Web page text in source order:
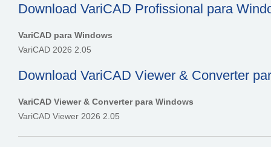
Download VariCAD Profissional para
VariCAD para Windows
VariCAD 2026 2.05
Download VariCAD Viewer & Converter
VariCAD Viewer & Converter para Windows
VariCAD Viewer 2026 2.05